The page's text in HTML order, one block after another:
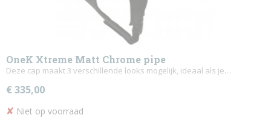
OneK Xtreme Matt Chrome pipe
Deze cap maakt 3 verschillende looks mogelijk, ideaal als je…
€ 335,00
✘ Niet op voorraad